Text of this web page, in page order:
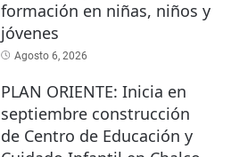
formación en niñas, niños y
jóvenes
Agosto 6, 2026
PLAN ORIENTE: Inicia en
septiembre construcción
de Centro de Educación y